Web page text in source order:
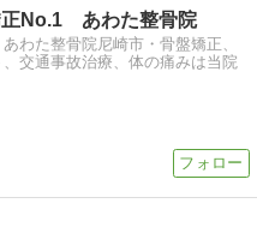
No.1 あわた整骨院
わた整骨院尼崎市・骨盤矯正、
交通事故治療、体の痛みは当院